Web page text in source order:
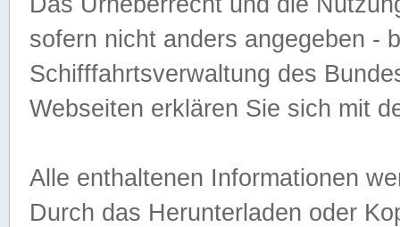
sofern nicht anders angegeben -
Schifffahrtsverwaltung des
Webseiten erklären Sie sich mit
Alle enthaltenen Informationen
Durch das Herunterladen oder